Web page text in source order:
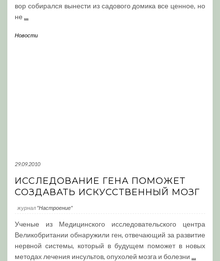
вор собирался вынести из садового домика все ценное, но
не ...
Новости
29.09.2010
ИССЛЕДОВАНИЕ ГЕНА ПОМОЖЕТ
СОЗДАВАТЬ ИСКУССТВЕННЫЙ МОЗГ
журнал "Настроение"
Ученые из Медицинского исследовательского центра
Великобритании обнаружили ген, отвечающий за развитие
нервной системы, который в будущем поможет в новых
методах лечения инсультов, опухолей мозга и болезни ...